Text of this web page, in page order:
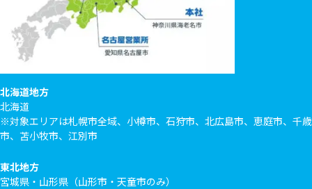
北海道地方
北海道
※対象エリアは札幌市全域、小樽市、石狩市、北広島市、恵庭市、千歳
市、苫小牧市、江別市
東北地方
宮城県・山形県（山形市・天童市のみ）